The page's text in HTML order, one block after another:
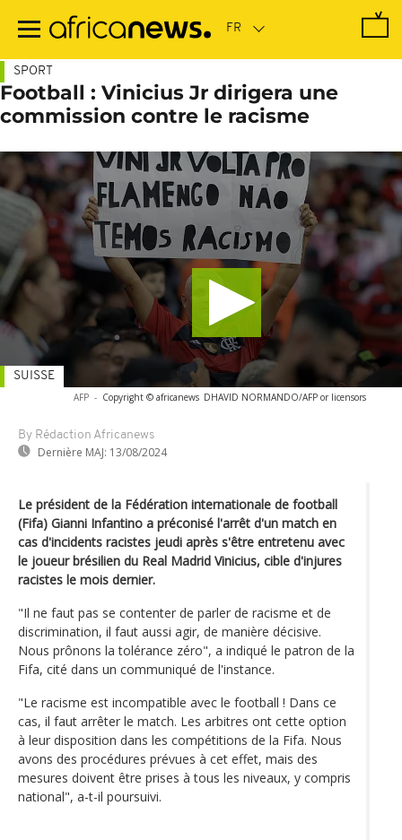
contenu
SPORT
Football : Vinicius Jr dirigera une
commission contre le racisme
AFP - Copyright © africanews DHAVID NORMANDO/AFP or licensors
By Rédaction Africanews
Dernière MAJ: 13/08/2024
SUISSE
Le président de la Fédération internationale de football
(Fifa) Gianni Infantino a préconisé l'arrêt d'un match en
cas d'incidents racistes jeudi après s'être entretenu avec
le joueur brésilien du Real Madrid Vinicius, cible d'injures
racistes le mois dernier.
"Il ne faut pas se contenter de parler de racisme et de
discrimination, il faut aussi agir, de manière décisive.
Nous prônons la tolérance zéro", a indiqué le patron de la
Fifa, cité dans un communiqué de l'instance.
"Le racisme est incompatible avec le football ! Dans ce
cas, il faut arrêter le match. Les arbitres ont cette option
à leur disposition dans les compétitions de la Fifa. Nous
avons des procédures prévues à cet effet, mais des
mesures doivent être prises à tous les niveaux, y compris
national", a-t-il poursuivi.